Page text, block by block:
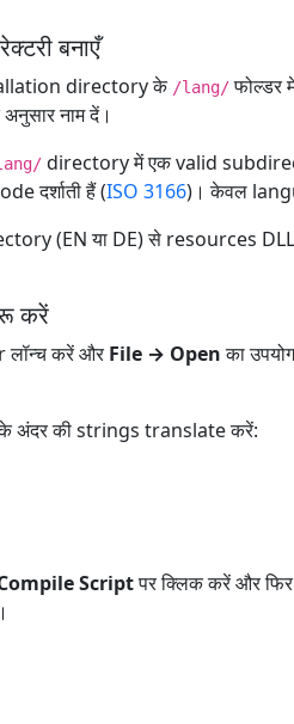
बनाएँ
directory के /lang/फोल्डर
नाम दें।
directory में एक valid
दर्शाती हैं (ISO 3166)। केवल
(EN या DE) से resources
करें
लॉन्च करें और File → Openका
अंदर की strings translate करें:
Scriptपर क्लिक करें और फिर